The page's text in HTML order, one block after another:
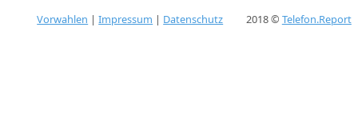
Vorwahlen |Impressum | Datenschutz 2018 © Telefon.Report